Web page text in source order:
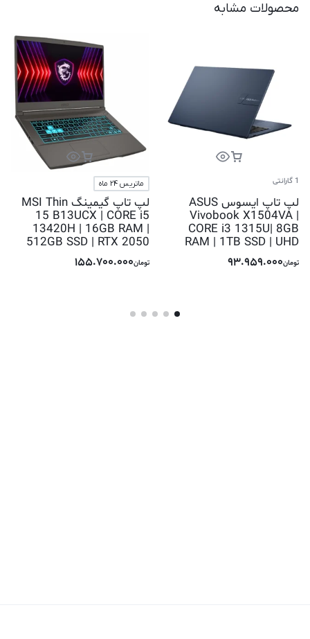
محصولات مشابه
1 گارانتی
لپ تاپ ایسوس ASUS
Vivobook X1504VA |
CORE i3 1315U| 8GB
RAM | 1TB SSD | UHD
تومان93.959.000
ماتریس 24 ماه
لپ تاپ گیمینگ MSI Thin
15 B13UCX | CORE i5
13420H | 16GB RAM |
512GB SSD | RTX 2050
تومان155.700.000